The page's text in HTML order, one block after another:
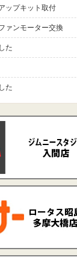
ップキット取付
ァンモーター交換
た
た